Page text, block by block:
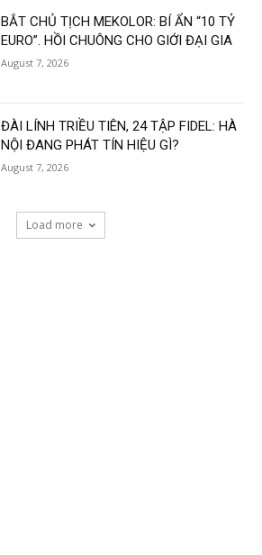
BẮT CHỦ TỊCH MEKOLOR: BÍ ẨN “10 TỶ
EURO”. HỒI CHUÔNG CHO GIỚI ĐẠI GIA
August 7, 2026
ĐÀI LÍNH TRIỀU TIÊN, 24 TẬP FIDEL: HÀ
NỘI ĐANG PHÁT TÍN HIỆU GÌ?
August 7, 2026
Load more